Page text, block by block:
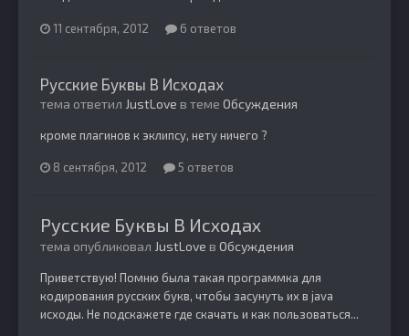
11 сентября, 2012 6 ответов
Русские Буквы В Исходах
тема ответил JustLove в теме Обсуждения
кроме плагинов к эклипсу, нету ничего ?
8 сентября, 2012 5 ответов
Русские Буквы В Исходах
тема опубликовал JustLove в Обсуждения
Приветствую! Помню была такая программка для
кодирования русских букв, чтобы засунуть их в java
исходы. Не подскажете где скачать и как пользоваться...